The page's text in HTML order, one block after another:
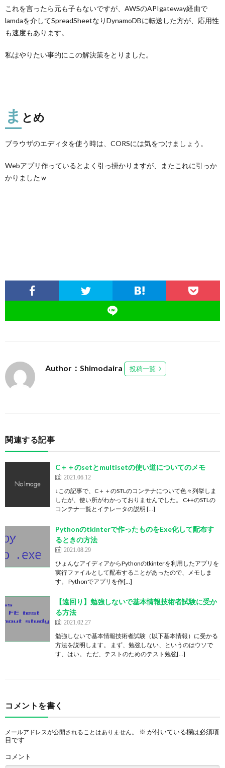
これを言ったら元も子もないですが、AWSのAPIgateway経由で
lamdaを介してSpreadSheetなりDynamoDBに転送した方が、応用性
も速度もあります。
私はやりたい事的にこの解決策をとりました。
ま とめ
ブラウザのエディタを使う時は、CORSには気をつけましょう。
Webアプリ作っているとよく引っ掛かりますが、またこれに引っか
かりましたｗ
Author：Shimodaira 投稿一覧
関連する記事
C＋＋のsetとmultisetの使い道についてのメモ
2021.06.12
↓この記事で、C＋＋のSTLのコンテナについて色々列挙しま
したが、使い所がわかっておりませんでした。 C++のSTLの
コンテナ一覧とイテレータの説明 […]
Pythonのtkinterで作ったものをExe化して配布す
るときの方法
2021.08.29
ひょんなアイディアからPythonのtkinterを利用したアプリを
実行ファイルとして配布することがあったので、メモしま
す。 Pythonでアプリを作[…]
【遠回り】勉強しないで基本情報技術者試験に受か
る方法
2021.02.27
勉強しないで基本情報技術者試験（以下基本情報）に受かる
方法を説明します。 まず、勉強しない、というのはウソで
す、はい。 ただ、テストのためのテスト勉強[…]
コメントを書く
メールアドレスが公開されることはありません。 ※ が付いている欄は必須項
目です
コメント